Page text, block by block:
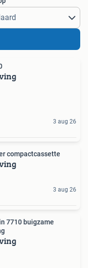
3 aug 26
compactcassette
3 aug 26
7710 buigzame